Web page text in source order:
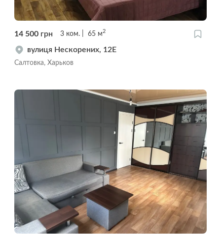
14 500 грн 3 ком. 65 м2
вулиця Нескорених, 12Е
Салтовка, Харьков